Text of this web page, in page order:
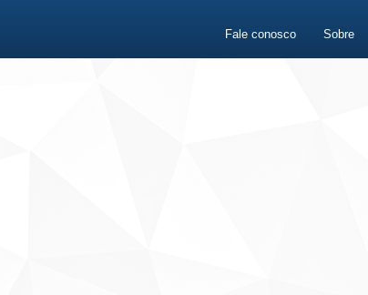
Fale conosco Sobre